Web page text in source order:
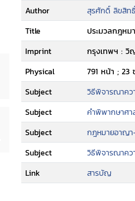
Author
สุรศักดิ์ ลิขสิ
Title
ประมวลกฎห
Imprint
กรุงเทพฯ :
Physical
791 หน้า ; 23
Subject
วิธีพิจารณาค
Subject
คำพิพากษาศ
Subject
กฎหมายอาญ
Subject
วิธีพิจารณาค
Link
สารบัญ